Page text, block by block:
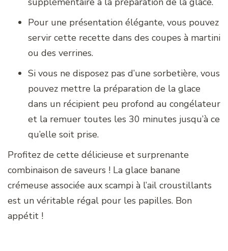
Pour une présentation élégante, vous pouvez
servir cette recette dans des coupes à martini
ou des verrines.
Si vous ne disposez pas d’une sorbetière, vous
pouvez mettre la préparation de la glace
dans un récipient peu profond au congélateur
et la remuer toutes les 30 minutes jusqu’à ce
qu’elle soit prise.
Profitez de cette délicieuse et surprenante
combinaison de saveurs ! La glace banane
crémeuse associée aux scampi à l’ail croustillants
est un véritable régal pour les papilles. Bon
appétit !